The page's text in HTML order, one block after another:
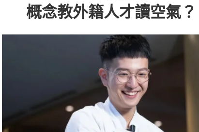
概念教外籍人才讀空氣？